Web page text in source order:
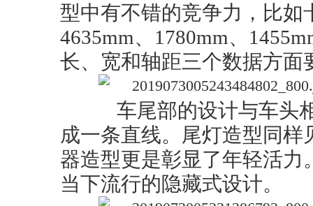
型中有不错的竞争力，比如
4635mm、1780mm、
长、宽和轴距三个数据方面
车尾部的设计与车头
成一条直线。尾灯造型同
器造型更是彰显了年轻活
当下流行的隐藏式设计。